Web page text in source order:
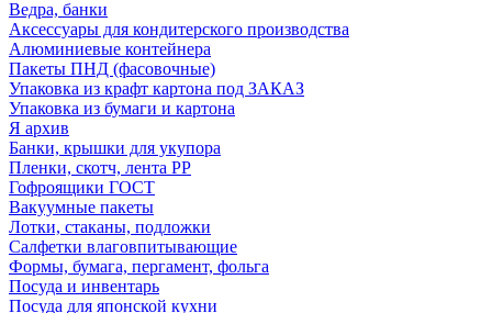
Ведра, банки
Аксессуары для кондитерского производства
Алюминиевые контейнера
Пакеты ПНД (фасовочные)
Упаковка из крафт картона под ЗАКАЗ
Упаковка из бумаги и картона
Я архив
Банки, крышки для укупора
Пленки, скотч, лента РР
Гофроящики ГОСТ
Вакуумные пакеты
Лотки, стаканы, подложки
Салфетки влаговпитывающие
Формы, бумага, пергамент, фольга
Посуда и инвентарь
Посуда для японской кухни